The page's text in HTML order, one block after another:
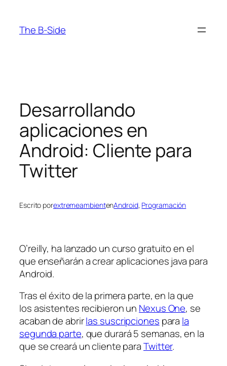
contenido
The B-Side
Desarrollando
aplicaciones en
Android: Cliente para
Twitter
Escrito porextremeambientenAndroid, Programación
O’reilly, ha lanzado un curso gratuito en el
que enseñarán a crear aplicaciones java para
Android.
Tras el éxito de la primera parte, en la que
los asistentes recibieron un Nexus One, se
acaban de abrirlas suscripciones para la
segunda parte, que durará 5 semanas, en la
que se creará un cliente paraTwitter.